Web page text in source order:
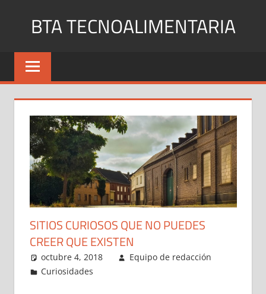
BTA TECNOALIMENTARIA
Blog
y
internet
SITIOS CURIOSOS QUE NO PUEDES
CREER QUE EXISTEN
octubre 4, 2018
Equipo de redacción
Curiosidades